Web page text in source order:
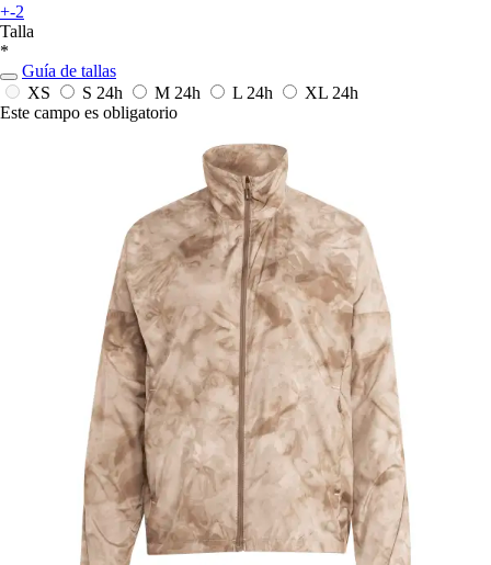
+-2
Talla
*
Guía de tallas
XS
S 24h M 24h L 24h XL 24h
Este campo es obligatorio